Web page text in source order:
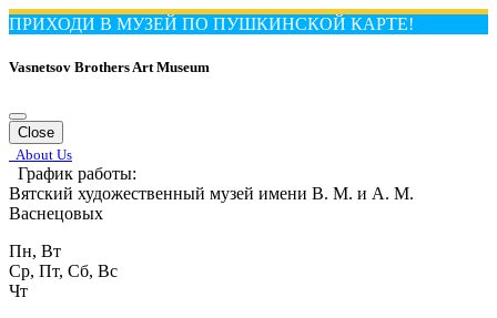
ПРИХОДИ В МУЗЕЙ ПО ПУШКИНСКОЙ КАРТЕ!
Vasnetsov Brothers Art Museum
Close
About Us
График работы:
Вятский художественный музей имени В. М. и А. М.
Васнецовых
Пн, Вт
Ср, Пт, Сб, Вс
Чт